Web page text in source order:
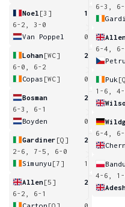
Noel [3]
1
6-2, 3-0
Van Poppel
0
Lohan[WC]
2
6-0, 6-2
Copas [WC] 0
Bosman
2
6-3, 6-1
Boyden
0
Gardiner [Q]
2
2-6, 7-5, 6-0
Simunyu [7] 1
Allen[5]
2
6-2, 6-1
Carton [Q] 0
6-3, 6-
6-4, 6-
Puk
1-6, 4-
6-4, 6-
4-6, 1-